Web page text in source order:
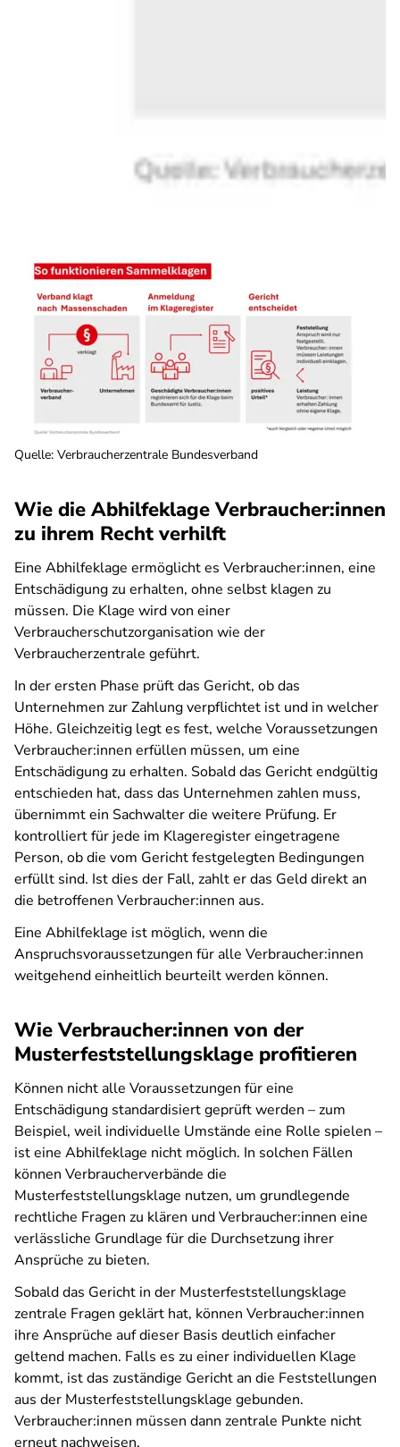
Quelle: Verbraucherzentrale Bundesverband
Wie die Abhilfeklage Verbraucher:innen
zu ihrem Recht verhilft
Eine Abhilfeklage ermöglicht es Verbraucher:innen, eine
Entschädigung zu erhalten, ohne selbst klagen zu
müssen. Die Klage wird von einer
Verbraucherschutzorganisation wie der
Verbraucherzentrale geführt.
In der ersten Phase prüft das Gericht, ob das
Unternehmen zur Zahlung verpflichtet ist und in welcher
Höhe. Gleichzeitig legt es fest, welche Voraussetzungen
Verbraucher:innen erfüllen müssen, um eine
Entschädigung zu erhalten. Sobald das Gericht endgültig
entschieden hat, dass das Unternehmen zahlen muss,
übernimmt ein Sachwalter die weitere Prüfung. Er
kontrolliert für jede im Klageregister eingetragene
Person, ob die vom Gericht festgelegten Bedingungen
erfüllt sind. Ist dies der Fall, zahlt er das Geld direkt an
die betroffenen Verbraucher:innen aus.
Eine Abhilfeklage ist möglich, wenn die
Anspruchsvoraussetzungen für alle Verbraucher:innen
weitgehend einheitlich beurteilt werden können.
Wie Verbraucher:innen von der
Musterfeststellungsklage profitieren
Können nicht alle Voraussetzungen für eine
Entschädigung standardisiert geprüft werden – zum
Beispiel, weil individuelle Umstände eine Rolle spielen –
ist eine Abhilfeklage nicht möglich. In solchen Fällen
können Verbraucherverbände die
Musterfeststellungsklage nutzen, um grundlegende
rechtliche Fragen zu klären und Verbraucher:innen eine
verlässliche Grundlage für die Durchsetzung ihrer
Ansprüche zu bieten.
Sobald das Gericht in der Musterfeststellungsklage
zentrale Fragen geklärt hat, können Verbraucher:innen
ihre Ansprüche auf dieser Basis deutlich einfacher
geltend machen. Falls es zu einer individuellen Klage
kommt, ist das zuständige Gericht an die Feststellungen
aus der Musterfeststellungsklage gebunden.
Verbraucher:innen müssen dann zentrale Punkte nicht
erneut nachweisen.